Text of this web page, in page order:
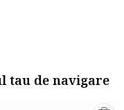
tau de navigare